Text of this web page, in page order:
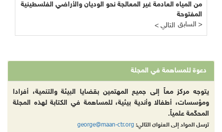
من المياه العادمة غير المعالجة نحو الوديان والأراضي الفلسطينية
المفتوحة
< التالي
السابق >
دعوة للمساهمة في المجلة
يتوجه مركز معاً إلى جميع المهتمين بقضايا البيئة والتنمية، أفرادا
ومؤسسات، أطفالا وأندية بيئية، للمساهمة في الكتابة لهذه المجلة
المحكّمة علمياً.
ترسل المواد إلى العنوان التالي: george@maan-ctr.org